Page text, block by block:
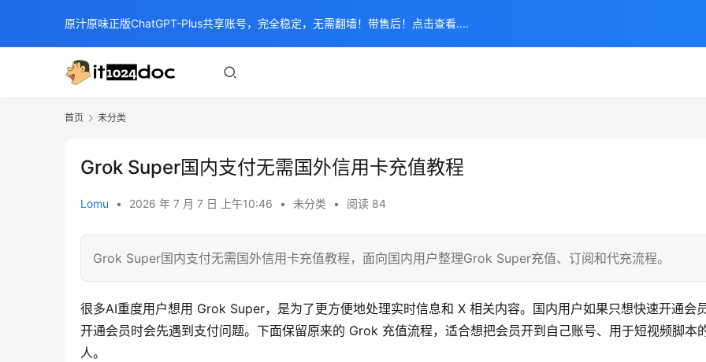
首页 未分类
Grok Super国内支付无需国外信用卡充值教程
Lomu • 2026 年 7 月 7 日 上午10:46 • 未分类 • 阅读 84
Grok Super国内支付无需国外信用卡充值教程，面向国内用户整理Grok Super充值、订阅和代充流程。
很多AI重度用户想用 Grok Super，是为了更方便地处理实时信息和 X 相关内容。国内用户如果只想快速开通会
开通会员时会先遇到支付问题。下面保留原来的 Grok 充值流程，适合想把会员开到自己账号、用于短视频脚本
人。
原汁原味正版ChatGPT-Plus共享账号，完全稳定，无需翻墙！带售后！点击查看....